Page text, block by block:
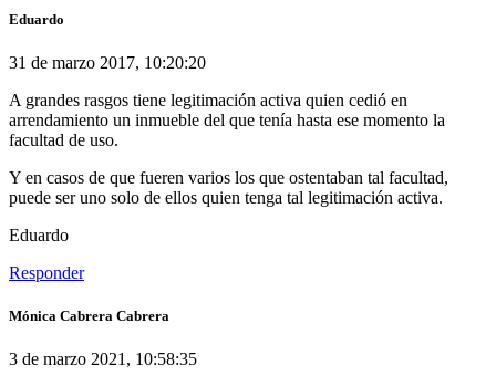
Eduardo
31 de marzo 2017, 10:20:20
A grandes rasgos tiene legitimación activa quien cedió en
arrendamiento un inmueble del que tenía hasta ese momento la
facultad de uso.
Y en casos de que fueren varios los que ostentaban tal facultad,
puede ser uno solo de ellos quien tenga tal legitimación activa.
Eduardo
Responder
Mónica Cabrera Cabrera
3 de marzo 2021, 10:58:35